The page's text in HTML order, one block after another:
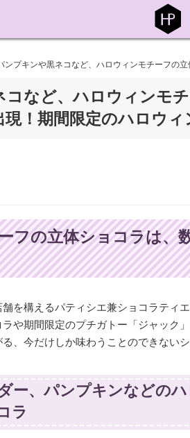
ンプキンや黒ネコなど、ハロウィンモチーフの
コなど、ハロウィンモ
現！期間限定のハロウ
フの立体ショコラは、
を構えるパティシエ兼ショコラティ
や期間限定のプチガトー「ジャック
、今だけしか味わうことのできない
ー、パンプキンなどの
ラ